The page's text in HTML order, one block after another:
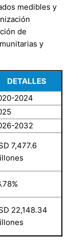
medibles y
de
y
DETALLES
2024
2032
7,477.6
22,148.34